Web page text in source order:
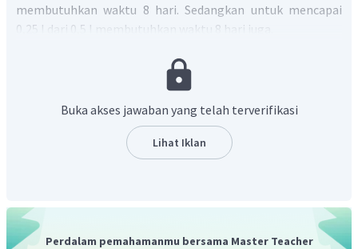
membutuhkan waktu 8 hari. Sedangkan untuk mencapai
0,25 I dari 0,5 I membutuhkan waktu 8 hari juga.
Buka akses jawaban yang telah terverifikasi
Lihat Iklan
Perdalam pemahamanmu bersama Master Teacher